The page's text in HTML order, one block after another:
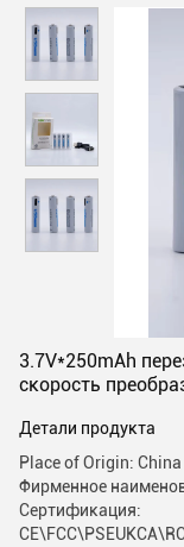
3.7V*250mAh
скорость
Детали продукта
Place of Origin: China
Фирменное
Сертификация: